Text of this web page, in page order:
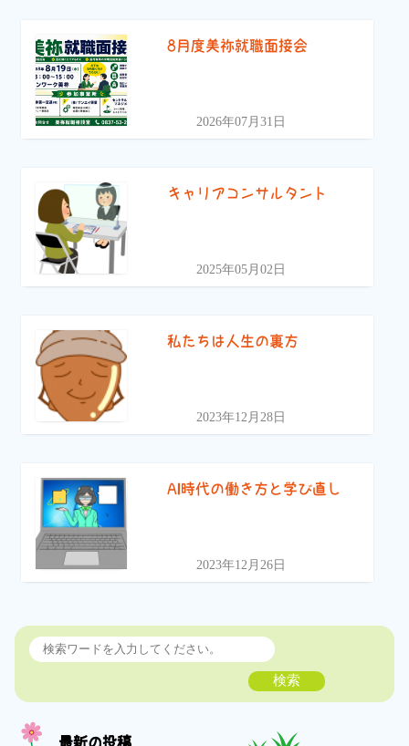
8月度美祢就職面接会
2026年07月31日
キャリアコンサルタント
2025年05月02日
私たちは人生の裏方
2023年12月28日
AI時代の働き方と学び直し
2023年12月26日
検索
最新の投稿